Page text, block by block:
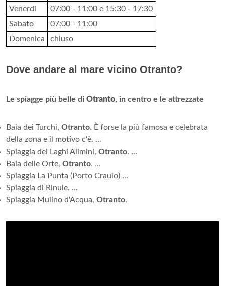
Venerdi
07:00 - 11:00 e 15:30 - 17:30
Sabato
07:00 - 11:00
Domenica
chiuso
Dove andare al mare vicino Otranto?
Le spiagge più belle di Otranto, in centro e le attrezzate
Baia dei Turchi, Otranto. È forse la più famosa e celebrata
della zona e il motivo c'è. ...
Spiaggia dei Laghi Alimini, Otranto. ...
Baia delle Orte, Otranto. ...
Spiaggia La Punta (Porto Craulo) ...
Spiaggia di Rinule. ...
Spiaggia Mulino d'Acqua, Otranto.